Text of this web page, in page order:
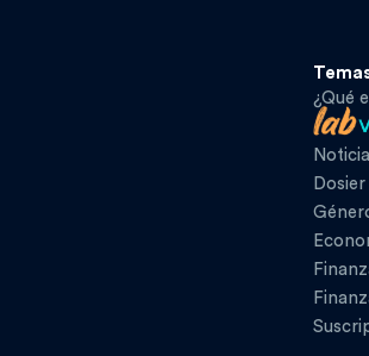
¿Qué
Dosier